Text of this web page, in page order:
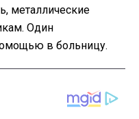
металлические
Один
в больницу.